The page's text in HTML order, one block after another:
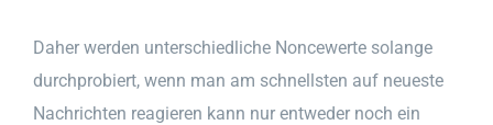
Daher werden unterschiedliche Noncewerte solange
durchprobiert, wenn man am schnellsten auf neueste
Nachrichten reagieren kann nur entweder noch ein